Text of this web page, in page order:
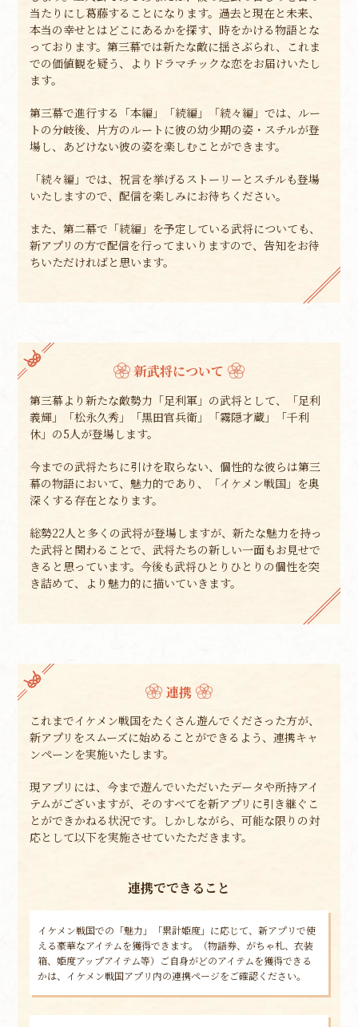
当たりにし葛藤することになります。過去と現在と未来、
本当の幸せとはどこにあるかを探す、時をかける物語とな
っております。第三幕では新たな敵に揺さぶられ、これま
での価値観を疑う、よりドラマチックな恋をお届けいたし
ます。
第三幕で進行する「本編」「続編」「続々編」では、ルー
トの分岐後、片方のルートに彼の幼少期の姿・スチルが登
場し、あどけない彼の姿を楽しむことができます。
「続々編」では、祝言を挙げるストーリーとスチルも登場
いたしますので、配信を楽しみにお待ちください。
また、第二幕で「続編」を予定している武将についても、
新アプリの方で配信を行ってまいりますので、告知をお待
ちいただければと思います。
新武将について
第三幕より新たな敵勢力「足利軍」の武将として、「足利
義輝」「松永久秀」「黒田官兵衛」「霧隠才蔵」「千利
休」の5人が登場します。
今までの武将たちに引けを取らない、個性的な彼らは第三
幕の物語において、魅力的であり、「イケメン戦国」を奥
深くする存在となります。
総勢22人と多くの武将が登場しますが、新たな魅力を持っ
た武将と関わることで、武将たちの新しい一面もお見せで
きると思っています。今後も武将ひとりひとりの個性を突
き詰めて、より魅力的に描いていきます。
連携
これまでイケメン戦国をたくさん遊んでくださった方が、
新アプリをスムーズに始めることができるよう、連携キャ
ンペーンを実施いたします。
現アプリには、今まで遊んでいただいたデータや所持アイ
テムがございますが、そのすべてを新アプリに引き継ぐこ
とができかねる状況です。しかしながら、可能な限りの対
応として以下を実施させていたただきます。
連携でできること
イケメン戦国での「魅力」「累計姫度」に応じて、新アプリで使
える豪華なアイテムを獲得できます。（物語券、がちゃ札、衣装
箱、姫度アップアイテム等）ご自身がどのアイテムを獲得できる
かは、イケメン戦国アプリ内の連携ページをご確認ください。